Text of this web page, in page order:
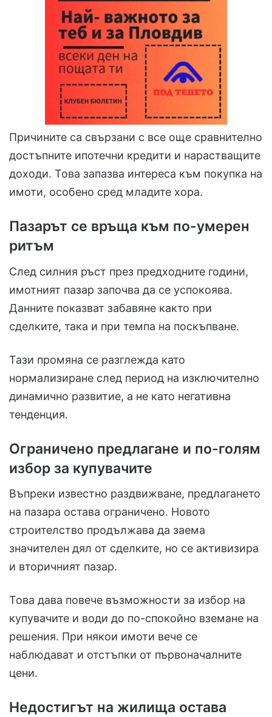
Причините са свързани с все още сравнително
достъпните ипотечни кредити и нарастващите
доходи. Това запазва интереса към покупка на
имоти, особено сред младите хора.
Пазарът се връща към по-умерен
ритъм
След силния ръст през предходните години,
имотният пазар започва да се успокоява.
Данните показват забавяне както при
сделките, така и при темпа на поскъпване.
Тази промяна се разглежда като
нормализиране след период на изключително
динамично развитие, а не като негативна
тенденция.
Ограничено предлагане и по-голям
избор за купувачите
Въпреки известно раздвижване, предлагането
на пазара остава ограничено. Новото
строителство продължава да заема
значителен дял от сделките, но се активизира
и вторичният пазар.
Това дава повече възможности за избор на
купувачите и води до по-спокойно вземане на
решения. При някои имоти вече се
наблюдават и отстъпки от първоначалните
цени.
Недостигът на жилища остава